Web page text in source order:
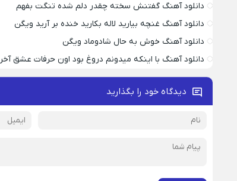
دانلود آهنگ گفتنش سخته چقدر دلم شده تنگت بفهم
دانلود آهنگ غنچه بیارید لاله بکارید خنده بر آرید ویگن
دانلود آهنگ خوش به حال شادوماد ویگن
دانلود آهنگ با اینکه میدونم دروغ بود اون حرفات عشق آخر
دیدگاه خود را بگذارید